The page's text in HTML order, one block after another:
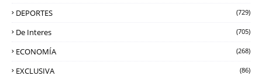
DEPORTES (729)
De Interes (705)
ECONOMÍA (268)
EXCLUSIVA (86)